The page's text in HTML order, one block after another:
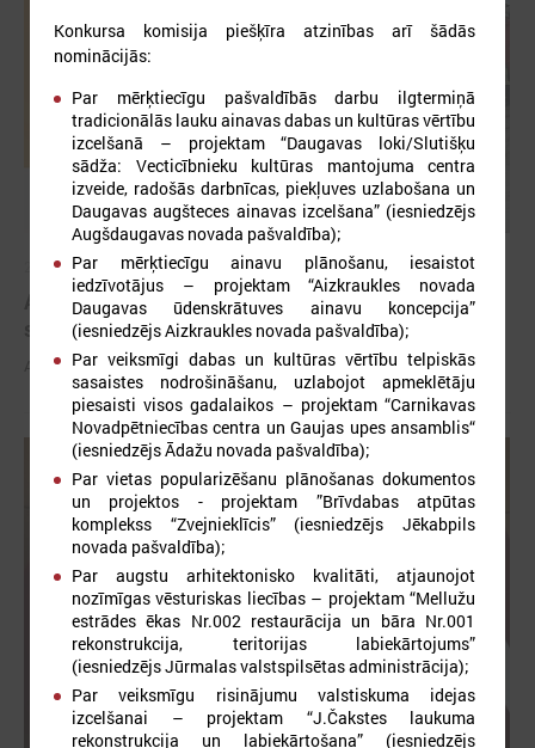
2026. gada 03. jūnijs
Aicina pašvaldības pieteikties mācībām "Drošība
sākas ar Tevi!"
Aicina pašvaldības pieteikties mācībām "Drošība sākas ar Tevi!"
Konkursa komisija piešķīra atzinības arī šādās
nominācijās:
Par mērķtiecīgu pašvaldībās darbu ilgtermiņā
tradicionālās lauku ainavas dabas un kultūras vērtību
izcelšanā – projektam “Daugavas loki/Slutišķu
sādža: Vecticībnieku kultūras mantojuma centra
izveide, radošās darbnīcas, piekļuves uzlabošana un
Daugavas augšteces ainavas izcelšana” (iesniedzējs
Augšdaugavas novada pašvaldība);
Par mērķtiecīgu ainavu plānošanu, iesaistot
iedzīvotājus – projektam “Aizkraukles novada
Daugavas ūdenskrātuves ainavu koncepcija”
(iesniedzējs Aizkraukles novada pašvaldība);
Par veiksmīgi dabas un kultūras vērtību telpiskās
sasaistes nodrošināšanu, uzlabojot apmeklētāju
piesaisti visos gadalaikos – projektam “Carnikavas
Novadpētniecības centra un Gaujas upes ansamblis“
(iesniedzējs Ādažu novada pašvaldība);
Par vietas popularizēšanu plānošanas dokumentos
un projektos - projektam ”Brīvdabas atpūtas
komplekss “Zvejnieklīcis” (iesniedzējs Jēkabpils
novada pašvaldība);
Par augstu arhitektonisko kvalitāti, atjaunojot
nozīmīgas vēsturiskas liecības – projektam “Mellužu
estrādes ēkas Nr.002 restaurācija un bāra Nr.001
rekonstrukcija, teritorijas labiekārtojums”
(iesniedzējs Jūrmalas valstspilsētas administrācija);
Par veiksmīgu risinājumu valstiskuma idejas
izcelšanai – projektam “J.Čakstes laukuma
rekonstrukcija un labiekārtošana” (iesniedzējs